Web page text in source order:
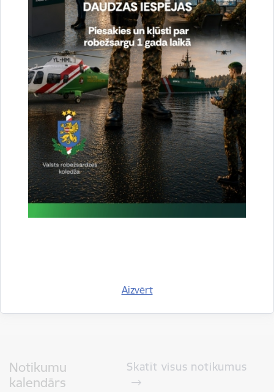
Aizvērt
Noslēgušās Valsts robežsardzes organizētas
starptautiskās operatīvi - taktiskās mācības
“RONIS 2026”
27.07.2026. Sabiedriskie pasākumi
2026. gada 5. augusts uz valsts robežas un
valsts iekšienē
Visi jaunumi
Notikumu
kalendārs
Skatīt visus notikumus